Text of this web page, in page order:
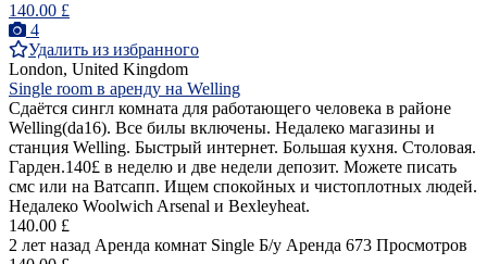
140.00 £
4
Удалить из избранного
London, United Kingdom
Single room в аренду на Welling
Сдаётся сингл комната для работающего человека в районе
Welling(da16). Все билы включены. Недалеко магазины и
станция Welling. Быстрый интернет. Большая кухня. Столовая.
Гарден.140£ в неделю и две недели депозит. Можете писать
смс или на Ватсапп. Ищем спокойных и чистоплотных людей.
Недалеко Woolwich Arsenal и Bexleyheat.
140.00 £
2 лет назад Аренда комнат Single Б/у Аренда 673 Просмотров